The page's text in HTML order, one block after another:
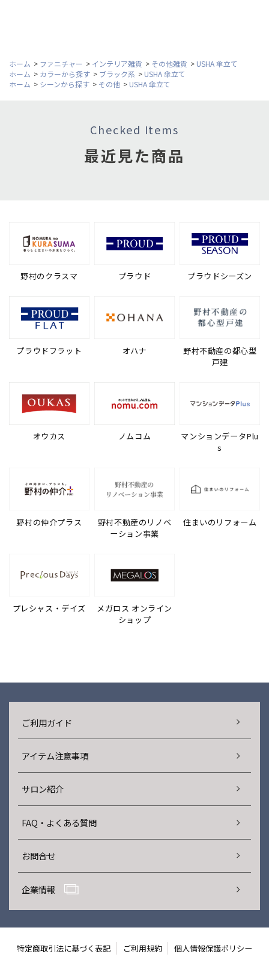
ホーム > ファニチャー > インテリア雑貨 > その他雑貨 > USHA 傘立て
ホーム > カラーから探す > ブラック系 > USHA 傘立て
ホーム > シーンから探す > その他 > USHA 傘立て
Checked Items
最近見た商品
野村のクラスマ プラウド プラウドシーズン
プラウドフラット オハナ
野村不動産の都心型
戸建
オウカス ノムコム
マンションデータPlu
s
野村の仲介プラス
野村不動産のリノベ
ーション事業
住まいのリフォーム
プレシャス・デイズ
メガロス オンライン
ショップ
ご利用ガイド
アイテム注意事項
サロン紹介
FAQ・よくある質問
お問合せ
企業情報
特定商取引法に基づく表記 ご利用規約 個人情報保護ポリシー